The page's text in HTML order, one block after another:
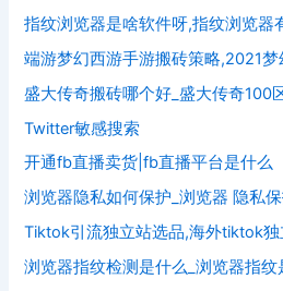
指纹浏览器是啥软件呀,指纹浏览器
端游梦幻西游手游搬砖策略,2021
盛大传奇搬砖哪个好_盛大传奇100
Twitter敏感搜索
开通fb直播卖货|fb直播平台是什么
浏览器隐私如何保护_浏览器 隐私
Tiktok引流独立站选品,海外tiktok独
浏览器指纹检测是什么_浏览器指